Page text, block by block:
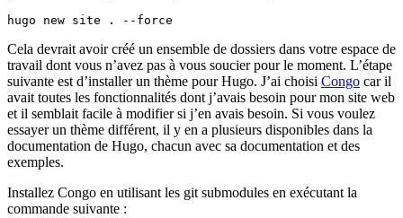
hugo new site . --force
Cela devrait avoir créé un ensemble de dossiers dans votre espace de
travail dont vous n’avez pas à vous soucier pour le moment. L’étape
suivante est d’installer un thème pour Hugo. J’ai choisi Congo car il
avait toutes les fonctionnalités dont j’avais besoin pour mon site web
et il semblait facile à modifier si j’en avais besoin. Si vous voulez
essayer un thème différent, il y en a plusieurs disponibles dans la
documentation de Hugo, chacun avec sa documentation et des
exemples.
Installez Congo en utilisant les git submodules en exécutant la
commande suivante :